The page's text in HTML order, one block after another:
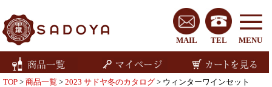
MENU
TEL
MAIL
TOP > 商品一覧 > 2023 サドヤ冬のカタログ > ウィンターワインセット